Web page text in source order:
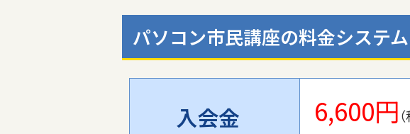
パソコン市民講座の料金システム
入会金 6,600円